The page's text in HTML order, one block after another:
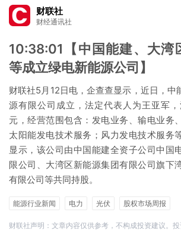
财联社
财经通讯社
10:38:01【中国能建、大湾
等成立绿电新能源公司】
财联社5月12日电，企查查显示，近日，中
源有限公司成立，法定代表人为王亚军
元，经营范围包含：发电业务、输电业务
太阳能发电技术服务；风力发电技术服务
显示，该公司由中国能建全资子公司中国
限公司、大湾区新能源集团有限公司旗下
有限公司等共同持股。
能源行业新闻 电力 光伏 股权市场周报
财联社声明：文章内容仅供参考，不构成投资建议。